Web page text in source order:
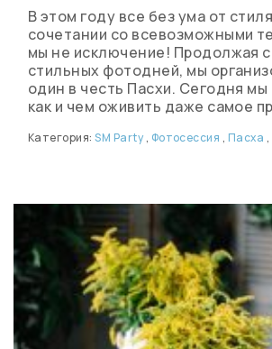
В этом году все без ума от
сочетании со всевозможными
мы не исключение! Продолжая
стильных фотодней, мы
один в честь Пасхи. Сегодня
как и чем оживить даже самое
Категория:SM Party, Фотосессия , Пасха ,